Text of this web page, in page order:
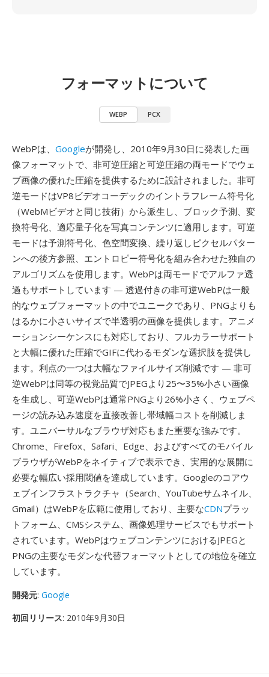
フォーマットについて
WEBP PCX
WebPは、 Googleが開発し、2010年9月30日に発表した画
像フォーマットで、非可逆圧縮と可逆圧縮の両モードでウェ
ブ画像の優れた圧縮を提供するために設計されました。非可
逆モードはVP8ビデオコーデックのイントラフレーム符号化
（WebMビデオと同じ技術）から派生し、ブロック予測、変
換符号化、適応量子化を写真コンテンツに適用します。可逆
モードは予測符号化、色空間変換、繰り返しピクセルパター
ンへの後方参照、エントロピー符号化を組み合わせた独自の
アルゴリズムを使用します。WebPは両モードでアルファ透
過もサポートしています — 透過付きの非可逆WebPは一般
的なウェブフォーマットの中でユニークであり、PNGよりも
はるかに小さいサイズで半透明の画像を提供します。アニメ
ーションシーケンスにも対応しており、フルカラーサポート
と大幅に優れた圧縮でGIFに代わるモダンな選択肢を提供し
ます。利点の一つは大幅なファイルサイズ削減です — 非可
逆WebPは同等の視覚品質でJPEGより25〜35%小さい画像
を生成し、可逆WebPは通常PNGより26%小さく、ウェブペ
ージの読み込み速度を直接改善し帯域幅コストを削減しま
す。ユニバーサルなブラウザ対応もまた重要な強みです。
Chrome、Firefox、Safari、Edge、およびすべてのモバイル
ブラウザがWebPをネイティブで表示でき、実用的な展開に
必要な幅広い採用閾値を達成しています。Googleのコアウ
ェブインフラストラクチャ（Search、YouTubeサムネイル、
Gmail）はWebPを広範に使用しており、主要なCDNプラッ
トフォーム、CMSシステム、画像処理サービスでもサポート
されています。WebPはウェブコンテンツにおけるJPEGと
PNGの主要なモダンな代替フォーマットとしての地位を確立
しています。
開発元: Google
初回リリース: 2010年9月30日